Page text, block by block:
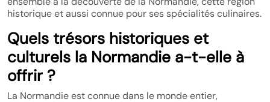
historique et aussi connue pour ses spécialités culinaires.
Quels trésors historiques et
culturels la Normandie a-t-elle à
offrir ?
La Normandie est connue dans le monde entier,